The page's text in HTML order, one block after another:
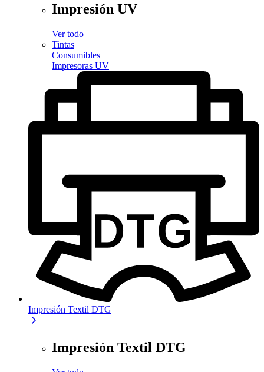
Impresión UV
Ver todo
Tintas
Consumibles
Impresoras UV
Impresión Textil DTG
Impresión Textil DTG